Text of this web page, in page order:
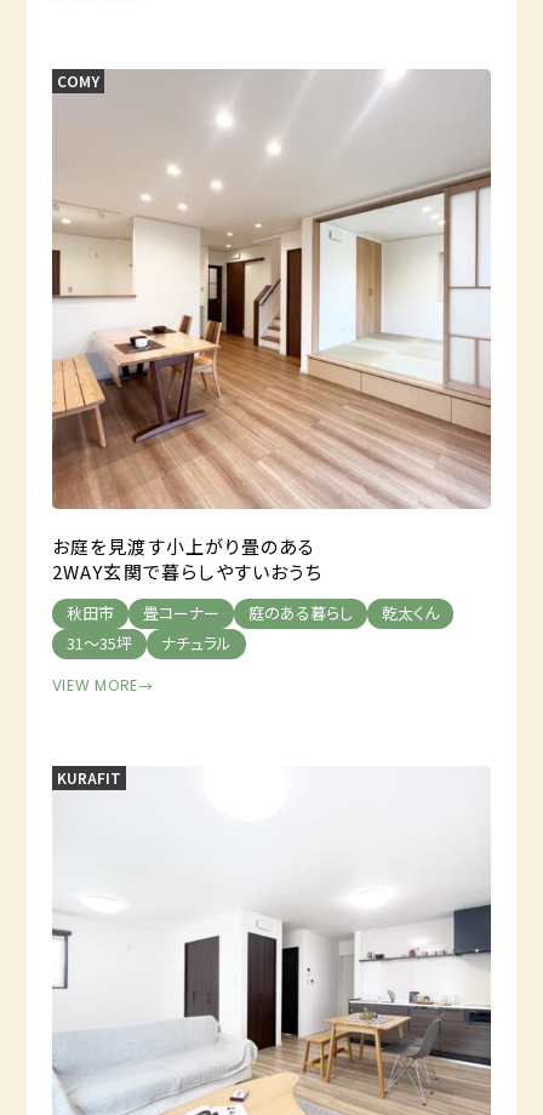
お庭を見渡す小上がり畳のある
2WAY玄関で暮らしやすいおうち
秋田市 畳コーナー 庭のある暮らし
乾太くん
31～35坪
ナチュラル
VIEW MORE→
COMY
KURAFIT